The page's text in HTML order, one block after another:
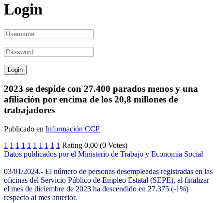
Login
2023 se despide con 27.400 parados menos y una
afiliación por encima de los 20,8 millones de
trabajadores
Publicado en Información CCP
1 1 1 1 1 1 1 1 1 1 Rating 0.00 (0 Votes)
Datos publicados por el Ministerio de Trabajo y Economía Social
03/01/2024.- El número de personas desempleadas registradas en las
oficinas del Servicio Público de Empleo Estatal (SEPE), al finalizar
el mes de diciembre de 2023 ha descendido en 27.375 (-1%)
respecto al mes anterior.